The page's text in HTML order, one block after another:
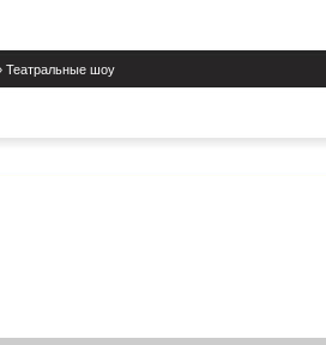
Театральные шоу